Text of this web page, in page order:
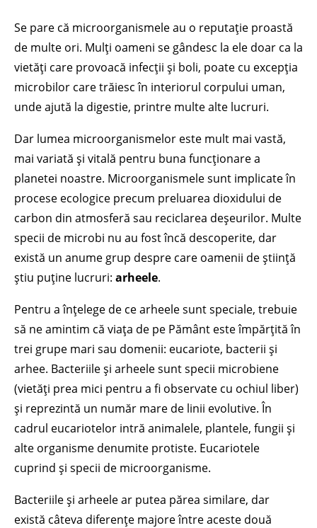
Se pare că microorganismele au o reputație proastă
de multe ori. Mulți oameni se gândesc la ele doar ca la
vietăți care provoacă infecții și boli, poate cu excepția
microbilor care trăiesc în interiorul corpului uman,
unde ajută la digestie, printre multe alte lucruri.
Dar lumea microorganismelor este mult mai vastă,
mai variată și vitală pentru buna funcționare a
planetei noastre. Microorganismele sunt implicate în
procese ecologice precum preluarea dioxidului de
carbon din atmosferă sau reciclarea deșeurilor. Multe
specii de microbi nu au fost încă descoperite, dar
există un anume grup despre care oamenii de știință
știu puține lucruri: arheele.
Pentru a înțelege de ce arheele sunt speciale, trebuie
să ne amintim că viața de pe Pământ este împărțită în
trei grupe mari sau domenii: eucariote, bacterii și
arhee. Bacteriile și arheele sunt specii microbiene
(vietăți prea mici pentru a fi observate cu ochiul liber)
și reprezintă un număr mare de linii evolutive. În
cadrul eucariotelor intră animalele, plantele, fungii și
alte organisme denumite protiste. Eucariotele
cuprind și specii de microorganisme.
Bacteriile și arheele ar putea părea similare, dar
există câteva diferențe majore între aceste două